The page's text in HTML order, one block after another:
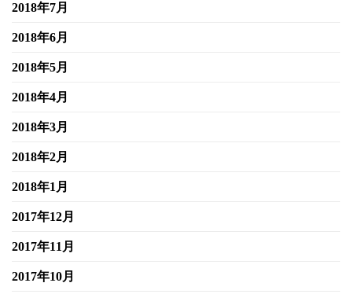
2018年7月
2018年6月
2018年5月
2018年4月
2018年3月
2018年2月
2018年1月
2017年12月
2017年11月
2017年10月